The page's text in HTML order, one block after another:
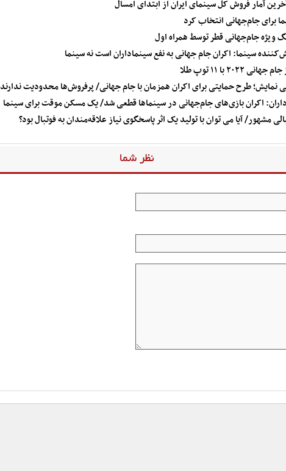
برای جام‌جهانی انتخاب کرد
ویژه جام‌جهانی قطر توسط همراه اول
سینما: اکران جام جهانی به نفع سینماداران است نه سینما
با ۱۱ توپ طلا
طرح حمایتی برای اکران همزمان با جام جهانی/ پرفروش‌ها محدودیت ندارند
اکران بازی‌های جام‌جهانی در سینماها قطعی شد/ یک مسکن موقت برای سینما
مشهور/ آیا می توان با تولید یک اثر پاسخگوی نیاز علاقه‌مندان به فوتبال بود؟
نظر شما